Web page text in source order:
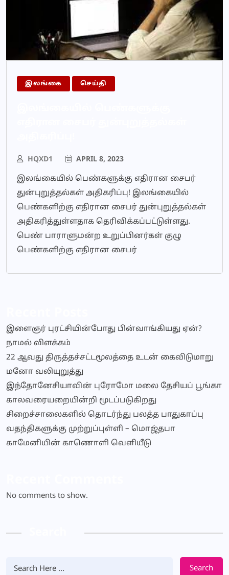
இலங்கை செய்தி
HQXD1 APRIL 8, 2023
இலங்கையில் பெண்களுக்கு எதிரான சைபர்
துன்புறுத்தல்கள் அதிகரிப்பு! இலங்கையில்
பெண்களிற்கு எதிரான சைபர் துன்புறுத்தல்கள்
அதிகரித்துள்ளதாக தெரிவிக்கப்பட்டுள்ளது.
பெண் பாராளுமன்ற உறுப்பினர்கள் குழு
பெண்களிற்கு எதிரான சைபர்
இளைஞர் புரட்சியின்போது பின்வாங்கியது ஏன்?
நாமல் விளக்கம்
22 ஆவது திருத்தச்சட்டமூலத்தை உடன் கைவிடுமாறு
மனோ வலியுறுத்து
இந்தோனேசியாவின் புரோமோ மலை தேசியப் பூங்கா
காலவரையறையின்றி மூடப்படுகிறது
சிறைச்சாலைகளில் தொடர்ந்து பலத்த பாதுகாப்பு
வதந்திகளுக்கு முற்றுப்புள்ளி – மொஜ்தபா
காமேனியின் காணொளி வெளியீடு
No comments to show.
Search